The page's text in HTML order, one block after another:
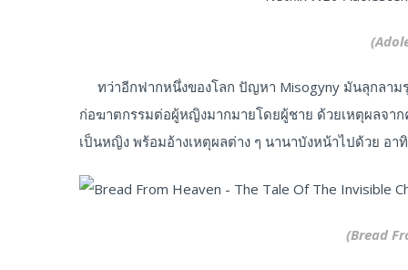
ทว่าอีกฟากหนึ่งของโลก ปัญหา Misogyny มันลุกลาม
ก่อฆาตกรรมต่อผู้หญิงมากมายโดยผู้ชาย ด้วยเหตุผลจา
เป็นหญิง พร้อมอ้างเหตุผลต่าง ๆ นานาบังหน้าไปด้วย อา
(Bread